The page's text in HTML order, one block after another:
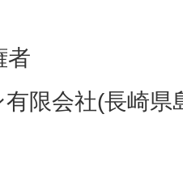
者
会社(長崎県